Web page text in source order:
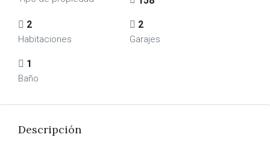
2
Habitaciones
2
Garajes
1
Baño
Descripción